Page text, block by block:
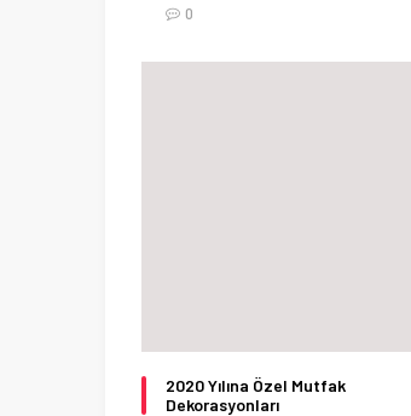
0
2020 Yılına Özel Mutfak
Dekorasyonları